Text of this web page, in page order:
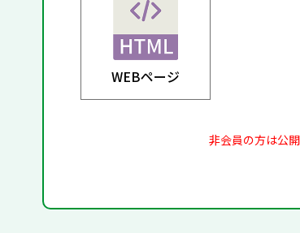
WEBページ
非会員の方は公